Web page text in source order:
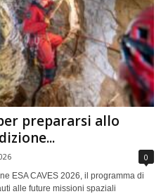
prepararsi allo
0
ESA CAVES 2026, il programma di
alle future missioni spaziali